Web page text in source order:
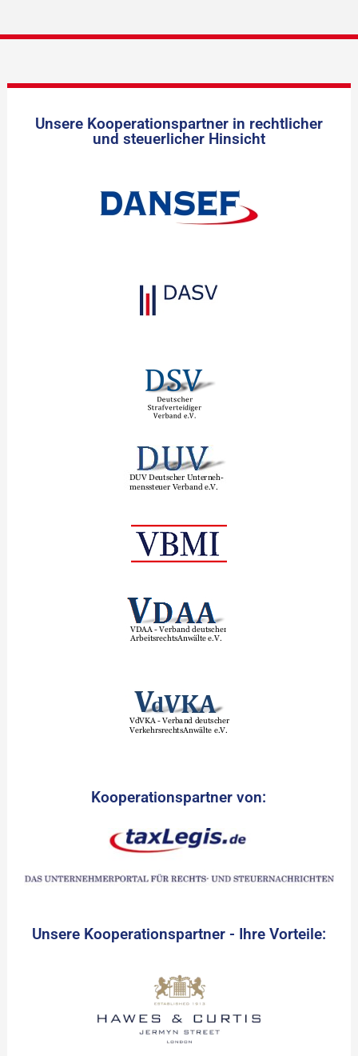
Unsere Kooperationspartner in rechtlicher
und steuerlicher Hinsicht
Kooperationspartner von:
Unsere Kooperationspartner - Ihre Vorteile: